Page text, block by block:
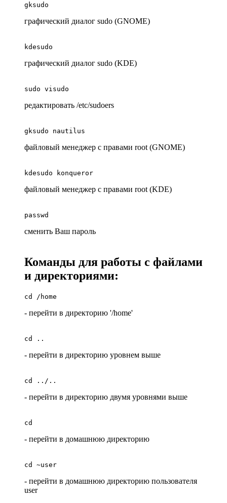
gksudo
графический диалог sudo (GNOME)
kdesudo
графический диалог sudo (KDE)
sudo visudo
редактировать /etc/sudoers
gksudo nautilus
файловый менеджер с правами root (GNOME)
kdesudo konqueror
файловый менеджер с правами root (KDE)
passwd
сменить Ваш пароль
Команды для работы с файлами
и директориями:
cd /home
- перейти в директорию '/home'
cd ..
- перейти в директорию уровнем выше
cd ../..
- перейти в директорию двумя уровнями выше
cd
- перейти в домашнюю директорию
cd ~user
- перейти в домашнюю директорию пользователя
user